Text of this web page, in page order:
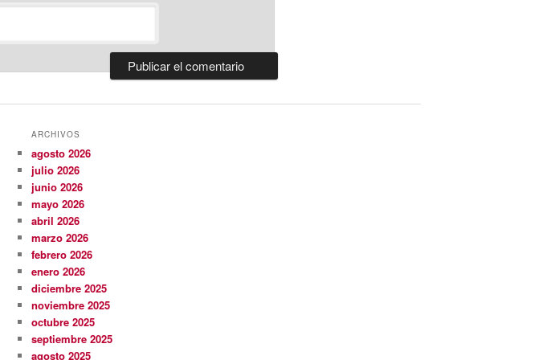
ARCHIVOS
agosto 2026
julio 2026
junio 2026
mayo 2026
abril 2026
marzo 2026
febrero 2026
enero 2026
diciembre 2025
noviembre 2025
octubre 2025
septiembre 2025
agosto 2025